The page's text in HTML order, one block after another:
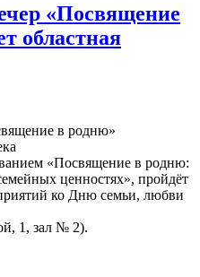
«Посвящение
областная
«Посвящение в родню:
ценностях», пройдёт
ко Дню семьи, любви
1, зал № 2).